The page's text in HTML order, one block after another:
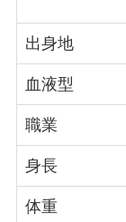
出身地
血液型
職業
身長
体重